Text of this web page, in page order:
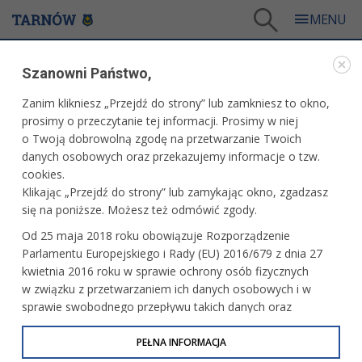
SPORT
Małopolski Puchar Polski kobiet
Unia zaczęła sezon od wygranej
W weekend ligowe i pucharowe emocje
Szanowni Państwo,
Zanim klikniesz „Przejdź do strony” lub zamkniesz to okno,
prosimy o przeczytanie tej informacji. Prosimy w niej
o Twoją dobrowolną zgodę na przetwarzanie Twoich
danych osobowych oraz przekazujemy informacje o tzw.
cookies.
Klikając „Przejdź do strony” lub zamykając okno, zgadzasz
się na poniższe. Możesz też odmówić zgody.
Od 25 maja 2018 roku obowiązuje Rozporządzenie
Parlamentu Europejskiego i Rady (EU) 2016/679 z dnia 27
kwietnia 2016 roku w sprawie ochrony osób fizycznych
w związku z przetwarzaniem ich danych osobowych i w
sprawie swobodnego przepływu takich danych oraz
uchylenia dyrektywy 95/46/WE (określane jako RODO, GDPR
lub Ogólne Rozporządzenie o Ochronie Danych
PEŁNA INFORMACJA